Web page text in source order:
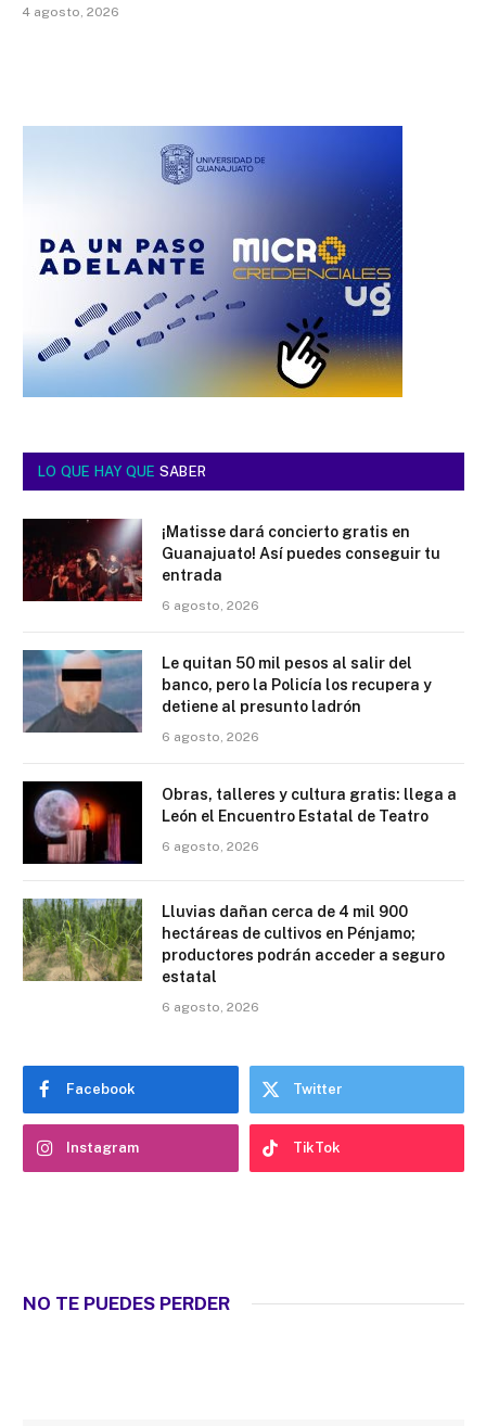
4 agosto, 2026
LO QUE HAY QUE SABER
¡Matisse dará concierto gratis en
Guanajuato! Así puedes conseguir tu
entrada
6 agosto, 2026
Le quitan 50 mil pesos al salir del
banco, pero la Policía los recupera y
detiene al presunto ladrón
6 agosto, 2026
Obras, talleres y cultura gratis: llega a
León el Encuentro Estatal de Teatro
6 agosto, 2026
Lluvias dañan cerca de 4 mil 900
hectáreas de cultivos en Pénjamo;
productores podrán acceder a seguro
estatal
6 agosto, 2026
Facebook Twitter
Instagram TikTok
NO TE PUEDES PERDER